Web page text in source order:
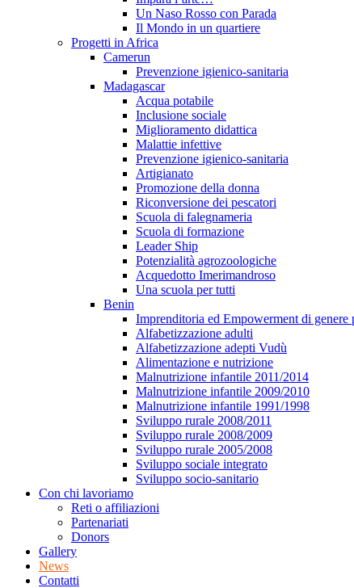
Un Naso Rosso con Parada
Il Mondo in un quartiere
Progetti in Africa
Camerun
Prevenzione igienico-sanitaria
Madagascar
Acqua potabile
Inclusione sociale
Miglioramento didattica
Malattie infettive
Prevenzione igienico-sanitaria
Artigianato
Promozione della donna
Riconversione dei pescatori
Scuola di falegnameria
Scuola di formazione
Leader Ship
Potenzialità agrozoologiche
Acquedotto Imerimandroso
Una scuola per tutti
Benin
Imprenditoria ed Empowerment di genere
Alfabetizzazione adulti
Alfabetizzazione adepti Vudù
Alimentazione e nutrizione
Malnutrizione infantile 2011/2014
Malnutrizione infantile 2009/2010
Malnutrizione infantile 1991/1998
Sviluppo rurale 2008/2011
Sviluppo rurale 2008/2009
Sviluppo rurale 2005/2008
Sviluppo sociale integrato
Sviluppo socio-sanitario
Con chi lavoriamo
Reti o affiliazioni
Partenariati
Donors
Gallery
News
Contatti